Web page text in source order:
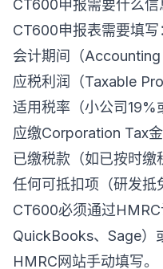
CT600申报需要什么信
CT600申报表需要填写
会计期间（
应税利润（Taxable
适用税率（小公司19%
应缴Corporation Tax
已缴税款（如已按时缴
任何可抵扣项（研发抵
CT600必须通过HMRC
QuickBooks、Sage）
HMRC网站手动填写。